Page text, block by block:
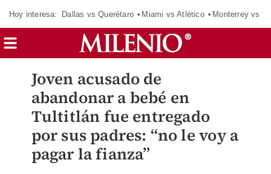
Hoy interesa: Dallas vs Querétaro Miami vs Atlético Monterrey vs
Joven acusado de
abandonar a bebé en
Tultitlán fue entregado
por sus padres: “no le voy a
pagar la fianza”